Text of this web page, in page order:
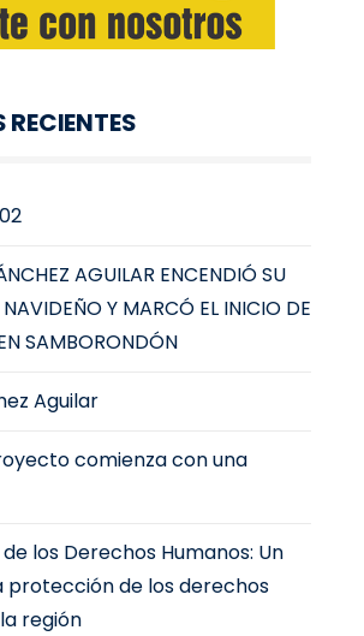
AGUILAR ENCENDIÓ SU
Y MARCÓ EL INICIO DE
SAMBORONDÓN
Aguilar
comienza con una
los Derechos Humanos: Un
protección de los derechos
región